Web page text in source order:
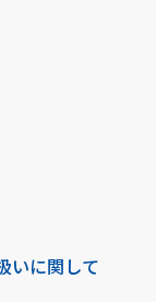
いに関して